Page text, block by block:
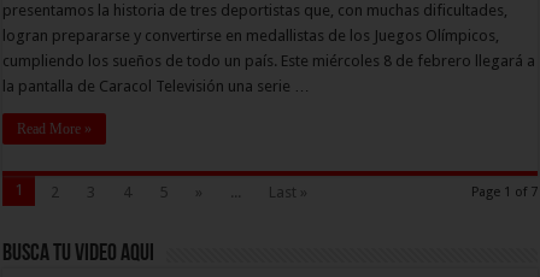
presentamos la historia de tres deportistas que, con muchas dificultades,
logran prepararse y convertirse en medallistas de los Juegos Olímpicos,
cumpliendo los sueños de todo un país. Este miércoles 8 de febrero llegará a
la pantalla de Caracol Televisión una serie …
Read More »
Page 1 of 7
1 2 3 4 5 » Last »
Busca Tu Video Aqui